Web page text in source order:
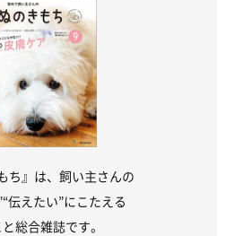
ち』は、飼い主さんの
伝えたい”にこたえる
総合雑誌です。